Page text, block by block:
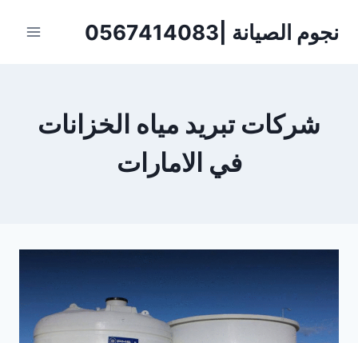
نجوم الصيانة |0567414083
شركات تبريد مياه الخزانات
في الامارات